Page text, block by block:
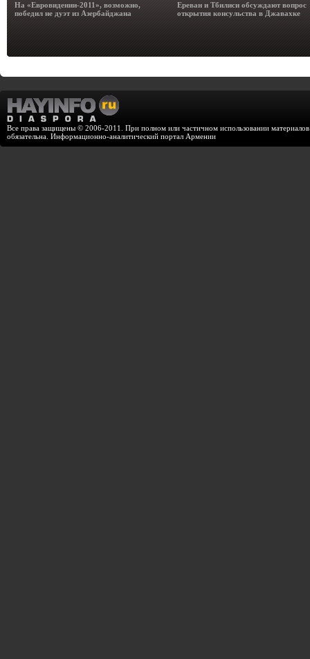
На «Евровидении-2011», возможно,
победил не дуэт из Азербайджана
Ереван и Тбилиси обсуждают вопрос
открытия консульства в Джавахке
Все права защищены © 2006-2011. При полном или частичном использовании
обязательна. Информационно-аналитический портал Армении